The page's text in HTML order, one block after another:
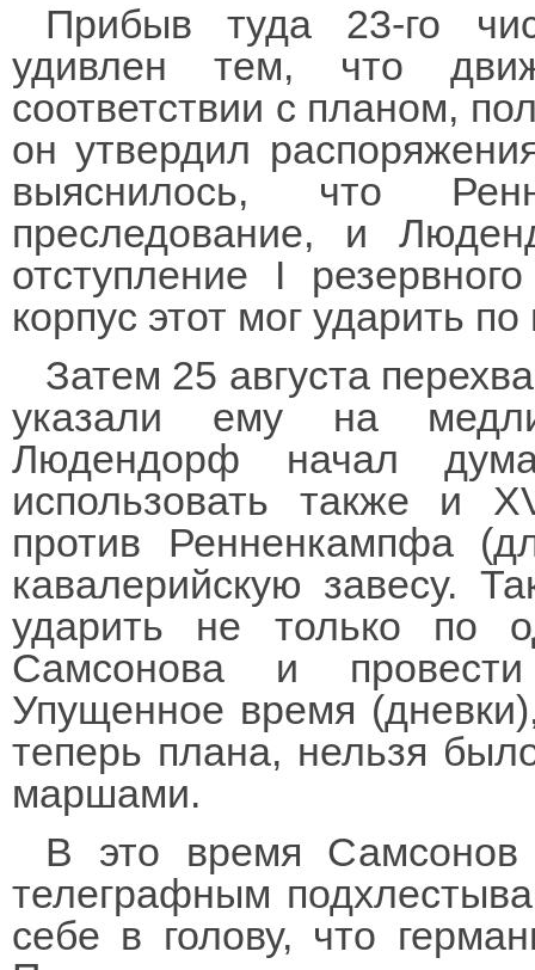
Прибыв туда 23-го
удивлен тем, что
соответствии с планом,
он утвердил
выяснилось, что
преследование, и
отступление I
корпус этот мог ударить
Затем 25 августа
указали ему на
Людендорф начал
использовать также и
против Ренненкампфа
кавалерийскую завесу.
ударить не только по
Самсонова и
Упущенное время
теперь плана, нельзя
маршами.
В это время Самсонов
телеграфным
себе в голову, что